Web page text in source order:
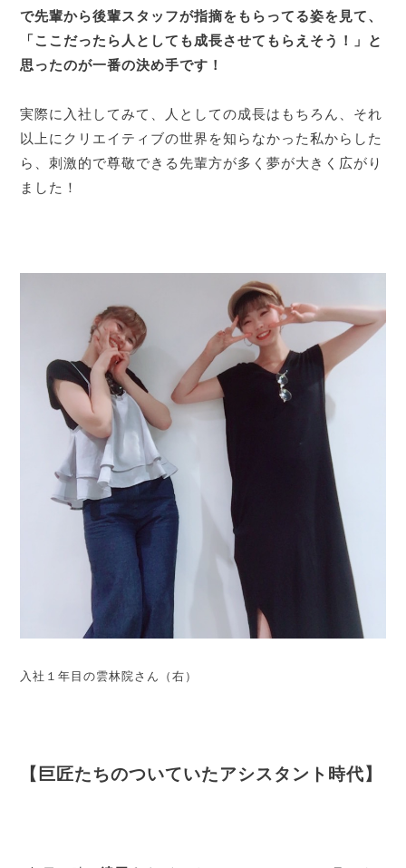
で先輩から後輩スタッフが指摘をもらってる姿を見て、
「ここだったら人としても成長させてもらえそう！」と
思ったのが一番の決め手です！
実際に入社してみて、人としての成長はもちろん、それ
以上にクリエイティブの世界を知らなかった私からした
ら、刺激的で尊敬できる先輩方が多く夢が大きく広がり
ました！
入社１年目の雲林院さん（右）
【巨匠たちのついていたアシスタント時代】